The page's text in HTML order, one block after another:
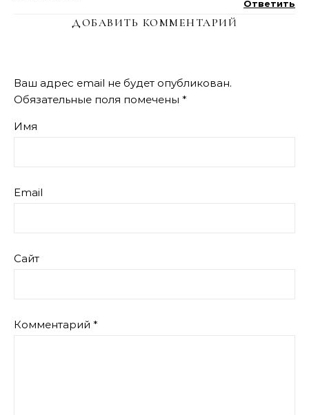
Ответить
ДОБАВИТЬ КОММЕНТАРИЙ
Ваш адрес email не будет опубликован.
Обязательные поля помечены *
Имя
Email
Сайт
Комментарий *